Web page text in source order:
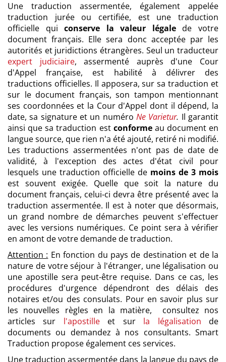
Une traduction assermentée, également appelée
traduction jurée ou certifiée, est une traduction
officielle quiconserve la valeur légalede votre
document français. Elle sera donc acceptée par les
autorités et juridictions étrangères. Seul un traducteur
expert judiciaire, assermenté auprès d'une Cour
d'Appel française, est habilité à délivrer des
traductions officielles. Il apposera, sur sa traduction et
sur le document français, son tampon mentionnant
ses coordonnées et la Cour d'Appel dont il dépend, la
date, sa signature et un numéro Ne Varietur. Il garantit
ainsi que sa traduction est conforme au document en
langue source, que rien n'a été ajouté, retiré ni modifié.
Les traductions assermentées n'ont pas de date de
validité, à l'exception des actes d'état civil pour
lesquels une traduction officielle de moins de 3 mois
est souvent exigée. Quelle que soit la nature du
document français, celui-ci devra être présenté avec la
traduction assermentée. Il est à noter que désormais,
un grand nombre de démarches peuvent s'effectuer
avec les versions numériques. Ce point sera à vérifier
en amont de votre demande de traduction.
Attention : En fonction du pays de destination et de la
nature de votre séjour à l'étranger, une légalisation ou
une apostille sera peut-être requise. Dans ce cas, les
procédures d'urgence dépendront des délais des
notaires et/ou des consulats. Pour en savoir plus sur
les nouvelles règles en la matière, consultez nos
articles sur l'apostilleet sur la légalisation de
documents ou demandez à nos consultants. Smart
Traduction propose également ces services.
Une traduction assermentée dans la langue du pays de